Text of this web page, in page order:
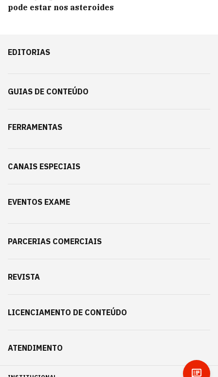
pode estar nos asteroides
EDITORIAS
GUIAS DE CONTEÚDO
FERRAMENTAS
CANAIS ESPECIAIS
EVENTOS EXAME
PARCERIAS COMERCIAIS
REVISTA
LICENCIAMENTO DE CONTEÚDO
ATENDIMENTO